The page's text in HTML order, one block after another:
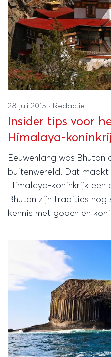
28 juli 2015 · Redactie
Insider tips voor
Himalaya-
Eeuwenlang was Bhutan
buitenwereld. Dat
Himalaya-koninkrijk een
Bhutan zijn tradities nog
kennis met goden en
berglandschappen en je
waarbij de
Pelden, de lokale
Better Places geeft zijn
onvergetelijke trip.